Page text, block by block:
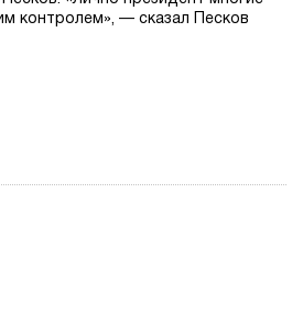
контролем», — сказал Песков